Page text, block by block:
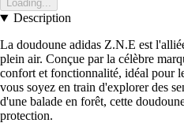
Loading...
Description
La doudoune adidas Z.N.E est
plein air. Conçue par la célèbre
confort et fonctionnalité, idéal pour
vous soyez en train d'explorer des
d'une balade en forêt, cette
protection.